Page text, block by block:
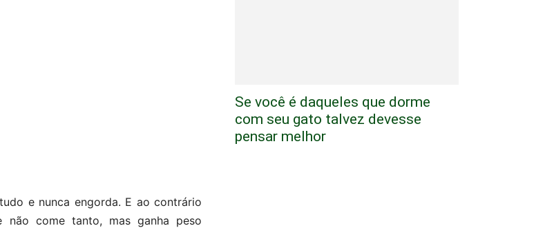
e nunca engorda. E ao contrário
não come tanto, mas ganha peso
Se você é daqueles que dorme
com seu gato talvez devesse
pensar melhor